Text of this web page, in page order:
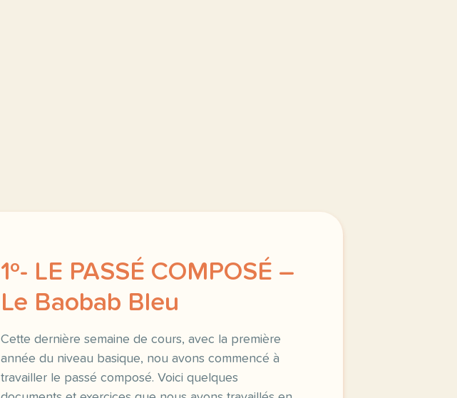
1º- LE PASSÉ COMPOSÉ –
Le Baobab Bleu
Cette dernière semaine de cours, avec la première
année du niveau basique, nou avons commencé à
travailler le passé composé. Voici quelques